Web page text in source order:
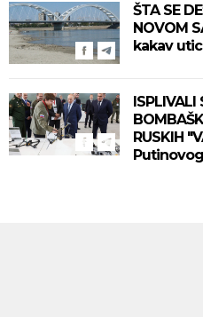
ŠTA SE
NOVOM
kakav
ISPLIVALI
RUSKIH